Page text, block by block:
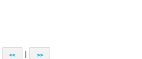
<< >>